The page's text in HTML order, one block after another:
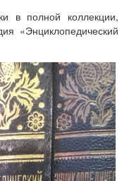
в полной коллекции,
«Энциклопедический